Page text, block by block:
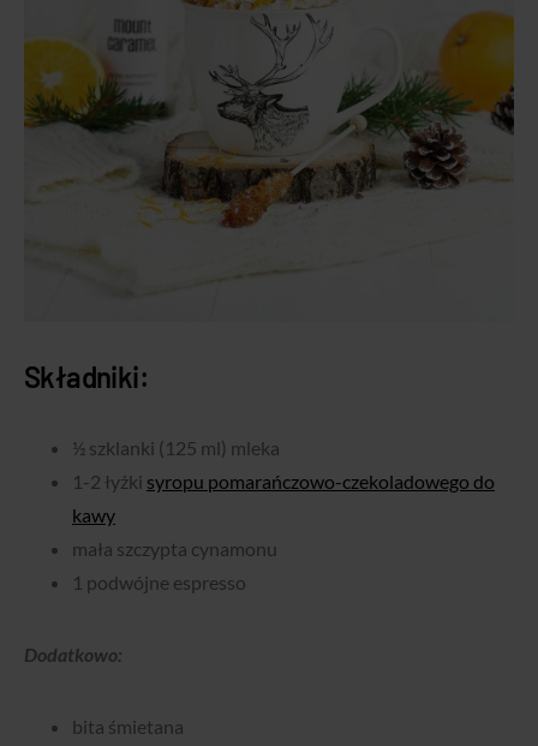
Składniki:
½ szklanki (125 ml) mleka
1-2 łyżki syropu pomarańczowo-czekoladowego do
kawy
mała szczypta cynamonu
1 podwójne espresso
Dodatkowo:
bita śmietana